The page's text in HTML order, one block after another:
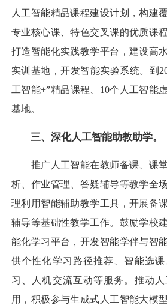
人工智能精品课程建设计划，构建
专业核心课、特色交叉课的优质课
打造智能化实践教学平台，建设高
实训基地，开发智能实验系统。到
工智能+”精品课程、10个人工智能
基地。
三、深化人工智能助教助学。
推广人工智能在教师备课、课堂
析、作业管理、答疑辅导等教学全
理利用智能辅助教学工具，开展备
辅导等基础性教学工作。鼓励学校
能化学习平台，开发智能学伴与智
供个性化学习路径推荐、智能选
习、人机交流互动等服务。推动
用，积极参与生成式人工智能大模